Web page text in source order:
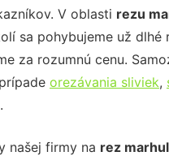
V oblasti rezu
sa pohybujeme už dlhé
za rozumnú cenu.
orezávania sliviek,
našej firmy na rez